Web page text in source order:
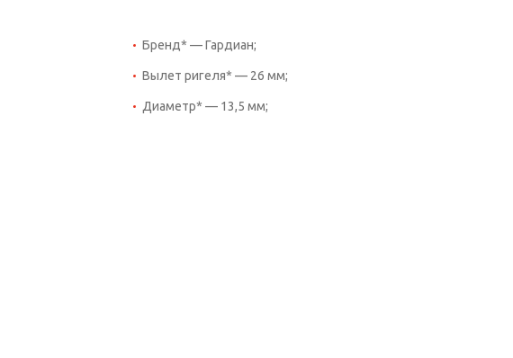
Бренд* — Гардиан;
Вылет ригеля* — 26 мм;
Диаметр* — 13,5 мм;